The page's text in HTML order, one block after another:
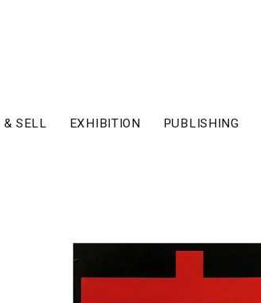
& SELL EXHIBITION PUBLISHING